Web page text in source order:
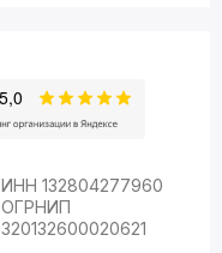
ИНН 132804277960
ОГРНИП
320132600020621